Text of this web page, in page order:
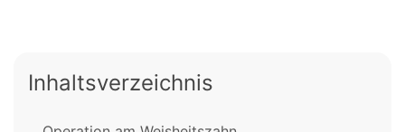
Inhaltsverzeichnis